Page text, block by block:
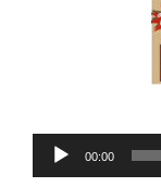
Reproductor
de
00:00